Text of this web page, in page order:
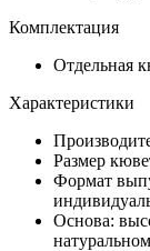
Комплектация
Отдельная
Характеристики
Размер
Формат
Основа: